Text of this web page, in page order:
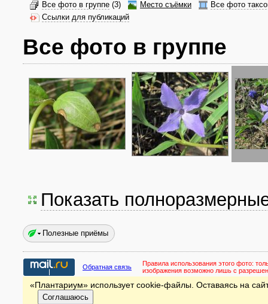
Все фото в группе (3) Место съёмки
Все фото
Ссылки для публикаций
Все фото в группе
Показать
Полезные приёмы
Обратная связь Правила использования этого фото:
изображения возможно лишь с
«Плантариум» использует cookie-файлы. Оставаясь на
Соглашаюсь